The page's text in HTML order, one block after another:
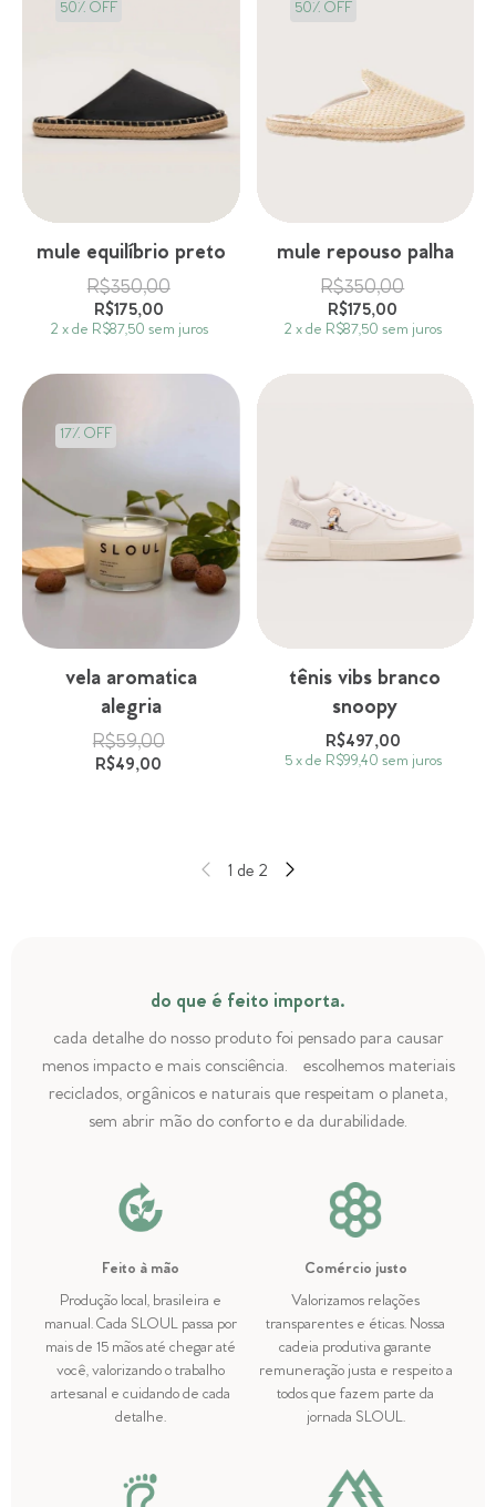
50% OFF
mule equilíbrio preto
R$350,00
R$175,00
2 x de R$87,50 sem juros
50% OFF
mule repouso palha
R$350,00
R$175,00
2 xde R$87,50 sem juros
17% OFF
vela aromatica
alegria
R$59,00
R$49,00
tênis vibs branco
snoopy
R$497,00
5 x de R$99,40 sem juros
1 de 2
do que é feito importa.
cada detalhe do nosso produto foi pensado para causar
menos impacto e mais consciência. escolhemos materiais
reciclados, orgânicos e naturais que respeitam o planeta,
sem abrir mão do conforto e da durabilidade.
Feito à mão
Produção local, brasileira e
manual. Cada SLOUL passa por
mais de 15 mãos até chegar até
você, valorizando o trabalho
artesanal e cuidando de cada
detalhe.
Comércio justo
Valorizamos relações
transparentes e éticas. Nossa
cadeia produtiva garante
remuneração justa e respeito a
todos que fazem parte da
jornada SLOUL.